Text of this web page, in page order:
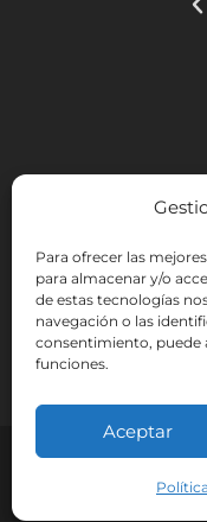
Para ofrecer las
para almacenar y/o
de estas tecnologías
navegación o las
consentimiento, puede
funciones.
Aceptar